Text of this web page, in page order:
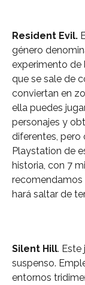
Resident Evil.
género
experimento de
que se sale de
conviertan en
ella puedes
personajes y
diferentes, pero
Playstation de
historia, con 7
recomendamos
hará saltar de
Silent Hill.
suspenso.
entornos